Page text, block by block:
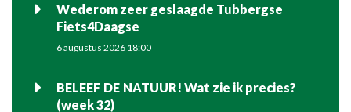
Wederom zeer geslaagde Tubbergse
Fiets4Daagse
6 augustus 2026 18:00
BELEEF DE NATUUR! Wat zie ik precies?
(week 32)